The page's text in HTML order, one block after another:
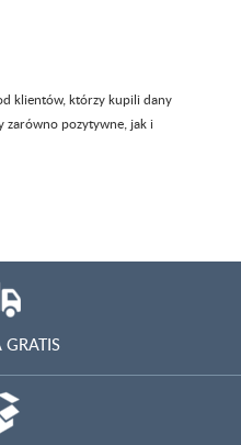
klientów, którzy kupili dany
zarówno pozytywne, jak i
GRATIS